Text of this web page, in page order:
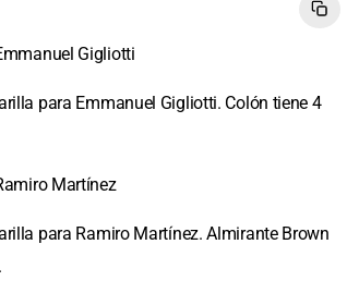
Gigliotti
para Emmanuel Gigliotti. Colón tiene 4
Martínez
para Ramiro Martínez. Almirante Brown